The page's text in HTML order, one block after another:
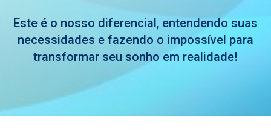
Este é o nosso diferencial, entendendo suas
necessidades e fazendo o impossível para
transformar seu sonho em realidade!